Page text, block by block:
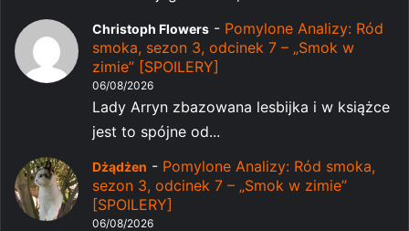
Christoph Flowers - Pomylone Analizy: Ród
smoka, sezon 3, odcinek 7 – „Smok w
zimie” [SPOILERY]
06/08/2026
Lady Arryn zbazowana lesbijka i w książce
jest to spójne od...
Dżądżen - Pomylone Analizy: Ród smoka,
sezon 3, odcinek 7 – „Smok w zimie”
[SPOILERY]
06/08/2026